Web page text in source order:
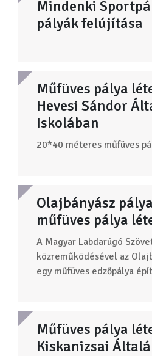
Mindenki
pályák felújítása
Műfüves pálya
Hevesi Sándor
Iskolában
20*40 méteres műfüves
Olajbányász
műfüves pálya
A Magyar Labdarúgó
közreműködésével az
egy műfüves edzőpálya
Műfüves pálya
Kiskanizsai